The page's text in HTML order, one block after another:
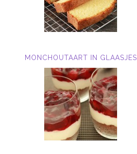
MONCHOUTAART IN GLAASJES